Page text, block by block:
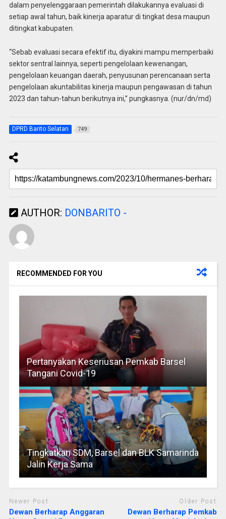
dalam penyelenggaraan pemerintah dilakukannya evaluasi di
setiap awal tahun, baik kinerja aparatur di tingkat desa maupun
ditingkat kabupaten.
“Sebab evaluasi secara efektif itu, diyakini mampu memperbaiki
sektor sentral lainnya, seperti pengelolaan kewenangan,
pengelolaan keuangan daerah, penyusunan perencanaan serta
pengelolaan akuntabilitas kinerja maupun pengawasan di tahun
2023 dan tahun-tahun berikutnya ini,” pungkasnya. (nur/dn/md)
DPRD Barito Selatan 749
AUTHOR: DONBARITO -
RECOMMENDED FOR YOU
Pertanyakan Keseriusan Pemkab Barsel
Tangani Covid-19
Tingkatkan SDM, Barsel dan BLK Samarinda
Jalin Kerja Sama
Newer Post
Dewan Berharap Anggaran
Older Post
Dewan Berharap Pemkab